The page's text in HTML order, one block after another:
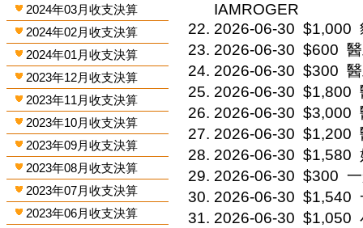
2024年03月收支決算
2024年02月收支決算
2024年01月收支決算
2023年12月收支決算
2023年11月收支決算
2023年10月收支決算
2023年09月收支決算
2023年08月收支決算
2023年07月收支決算
2023年06月收支決算
IAMROGER
2026-06-30 $1,000
2026-06-30 $600
2026-06-30 $300
2026-06-30 $1,800
2026-06-30 $3,000
2026-06-30 $1,200
2026-06-30 $1,580
2026-06-30 $300
2026-06-30 $1,540
2026-06-30 $1,050